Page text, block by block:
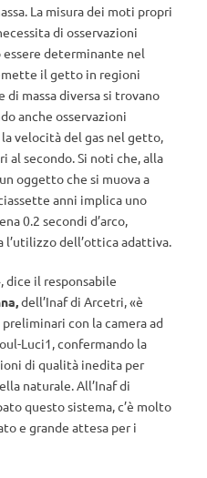
La misura dei moti propri
di osservazioni
determinante nel
il getto in regioni
massa diversa si trovano
anche osservazioni
velocità del gas nel getto,
al secondo. Si noti che, alla
oggetto che si muova a
anni implica uno
0.2 secondi d’arco,
l’utilizzo dell’ottica adattiva.
dice il responsabile
dell’Inaf di Arcetri, «è
con la camera ad
Luci1, confermando la
di qualità inedita per
naturale. All’Inaf di
questo sistema, c’è molto
e grande attesa per i